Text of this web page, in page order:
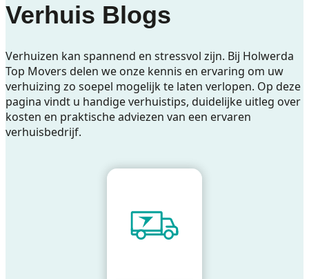
Verhuis Blogs
Verhuizen kan spannend en stressvol zijn. Bij Holwerda
Top Movers delen we onze kennis en ervaring om uw
verhuizing zo soepel mogelijk te laten verlopen. Op deze
pagina vindt u handige verhuistips, duidelijke uitleg over
kosten en praktische adviezen van een ervaren
verhuisbedrijf.